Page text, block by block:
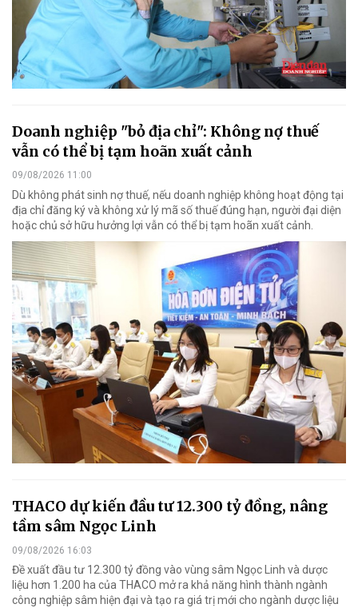
Doanh nghiệp "bỏ địa chỉ": Không nợ thuế
vẫn có thể bị tạm hoãn xuất cảnh
09/08/2026 11:00
Dù không phát sinh nợ thuế, nếu doanh nghiệp không hoạt động tại
địa chỉ đăng ký và không xử lý mã số thuế đúng hạn, người đại diện
hoặc chủ sở hữu hưởng lợi vẫn có thể bị tạm hoãn xuất cảnh.
THACO dự kiến đầu tư 12.300 tỷ đồng, nâng
tầm sâm Ngọc Linh
09/08/2026 16:03
Đề xuất đầu tư 12.300 tỷ đồng vào vùng sâm Ngọc Linh và dược
liệu hơn 1.200 ha của THACO mở ra khả năng hình thành ngành
công nghiệp sâm hiện đại và tạo ra giá trị mới cho ngành dược liệu